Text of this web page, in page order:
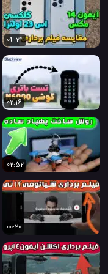
04:24
02:16
02:52
00:20